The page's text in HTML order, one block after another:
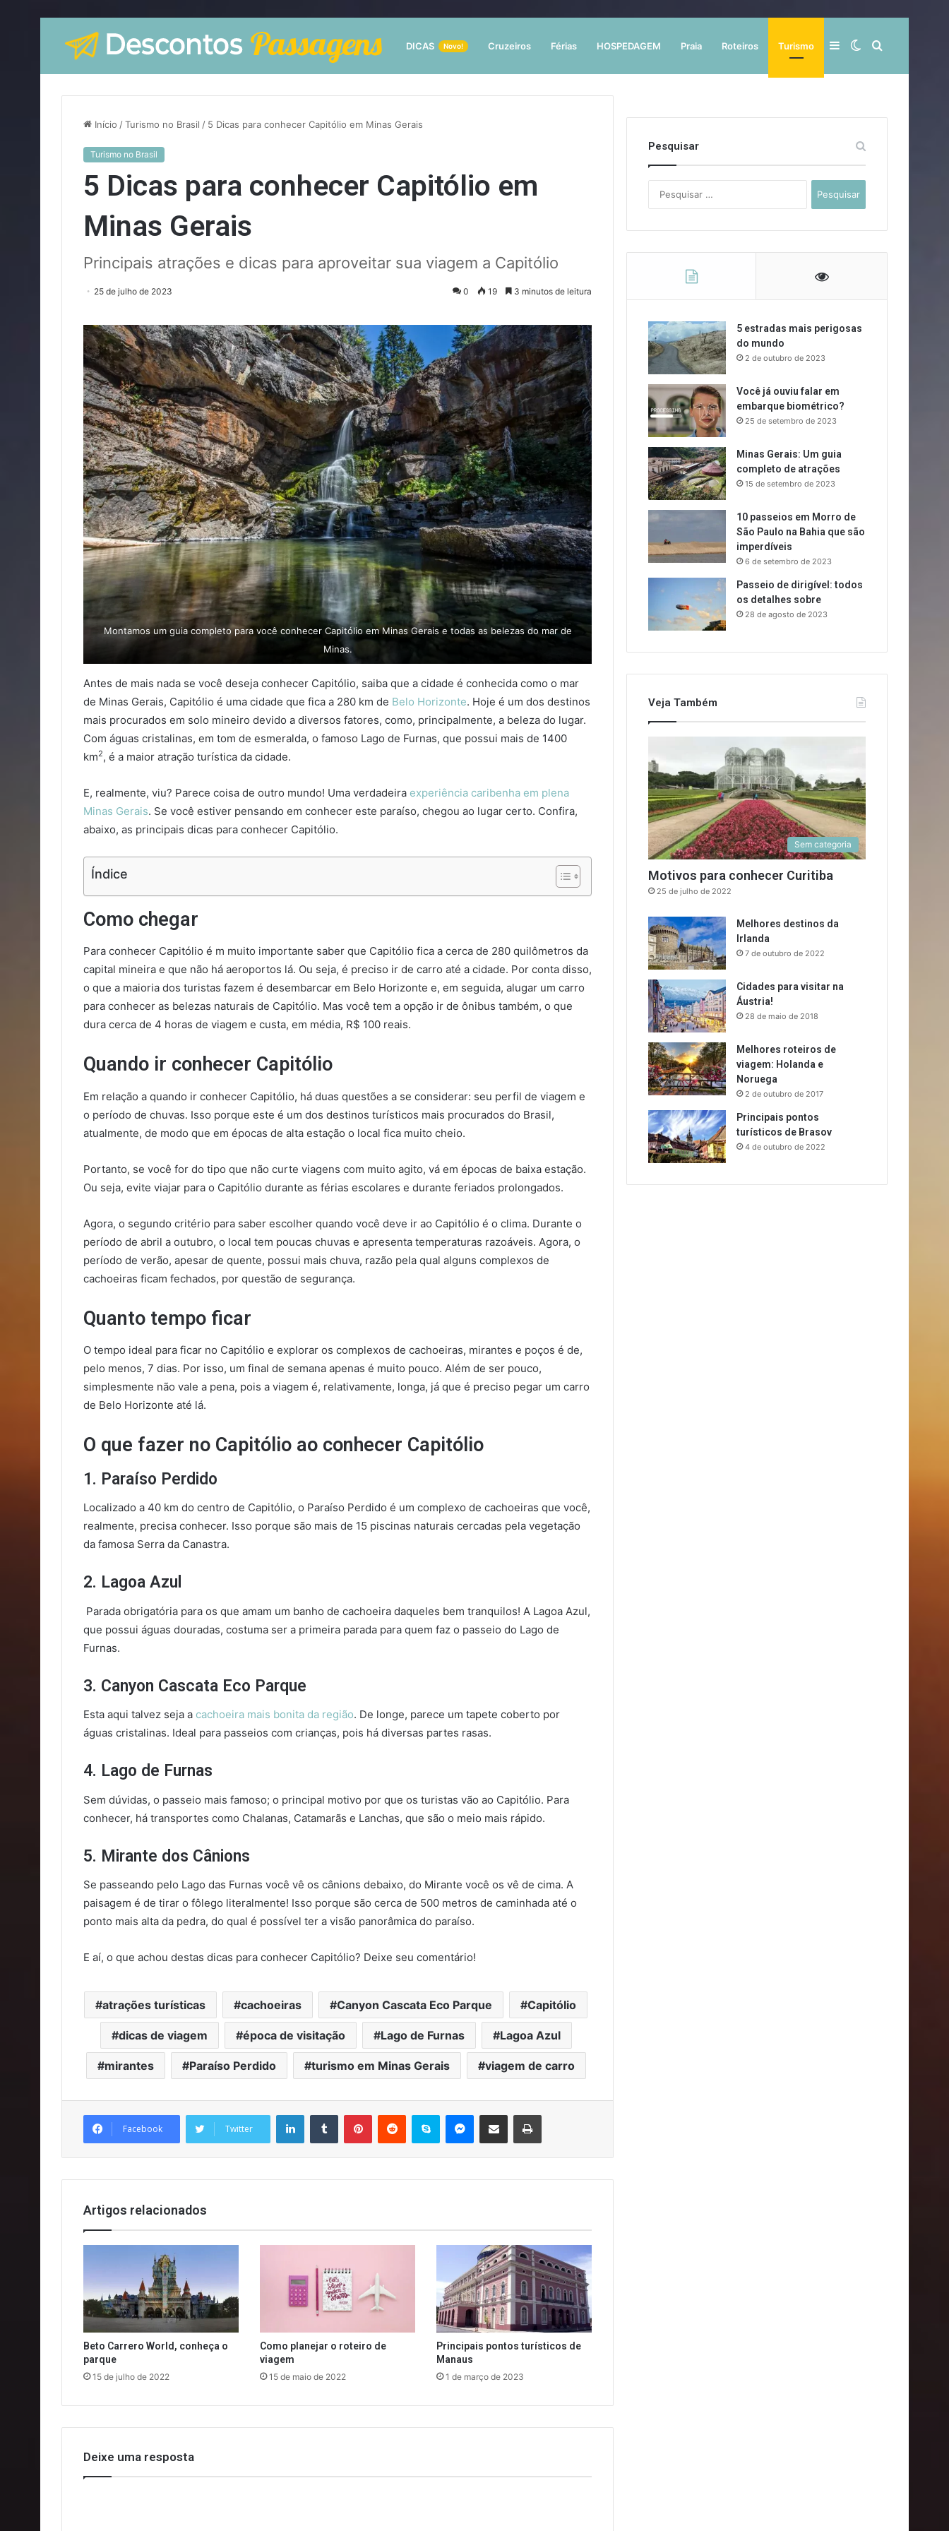
DICAS Novo! Cruzeiros Férias HOSPEDAGEM Praia Roteiros Turismo Procurar
Switch
Barra
Início /Turismo no Brasil / 5 Dicas para conhecer Capitólio em Minas Gerais
Turismo no Brasil
5 Dicas para conhecer Capitólio em
Minas Gerais
Principais atrações e dicas para aproveitar sua viagem a Capitólio
25 de julho de 2023 0 19 3 minutos de leitura
Montamos um guia completo para você conhecer Capitólio em Minas Gerais e todas as belezas do mar de
Minas.
Antes de mais nada se você deseja conhecer Capitólio, saiba que a cidade é conhecida como o mar
de Minas Gerais, Capitólio é uma cidade que fica a 280 km de Belo Horizonte. Hoje é um dos destinos
mais procurados em solo mineiro devido a diversos fatores, como, principalmente, a beleza do lugar.
Com águas cristalinas, em tom de esmeralda, o famoso Lago de Furnas, que possui mais de 1400
km2, é a maior atração turística da cidade.
E, realmente, viu? Parece coisa de outro mundo! Uma verdadeira experiência caribenha em plena
Minas Gerais. Se você estiver pensando em conhecer este paraíso, chegou ao lugar certo. Confira,
abaixo, as principais dicas para conhecer Capitólio.
Índice
Como chegar
Para conhecer Capitólio é m muito importante saber que Capitólio fica a cerca de 280 quilômetros da
capital mineira e que não há aeroportos lá. Ou seja, é preciso ir de carro até a cidade. Por conta disso,
o que a maioria dos turistas fazem é desembarcar em Belo Horizonte e, em seguida, alugar um carro
para conhecer as belezas naturais de Capitólio. Mas você tem a opção ir de ônibus também, o que
dura cerca de 4 horas de viagem e custa, em média, R$ 100 reais.
Quando ir conhecer Capitólio
Em relação a quando ir conhecer Capitólio, há duas questões a se considerar: seu perfil de viagem e
o período de chuvas. Isso porque este é um dos destinos turísticos mais procurados do Brasil,
atualmente, de modo que em épocas de alta estação o local fica muito cheio.
Portanto, se você for do tipo que não curte viagens com muito agito, vá em épocas de baixa estação.
Ou seja, evite viajar para o Capitólio durante as férias escolares e durante feriados prolongados.
Agora, o segundo critério para saber escolher quando você deve ir ao Capitólio é o clima. Durante o
período de abril a outubro, o local tem poucas chuvas e apresenta temperaturas razoáveis. Agora, o
período de verão, apesar de quente, possui mais chuva, razão pela qual alguns complexos de
cachoeiras ficam fechados, por questão de segurança.
Quanto tempo ficar
O tempo ideal para ficar no Capitólio e explorar os complexos de cachoeiras, mirantes e poços é de,
pelo menos, 7 dias. Por isso, um final de semana apenas é muito pouco. Além de ser pouco,
simplesmente não vale a pena, pois a viagem é, relativamente, longa, já que é preciso pegar um carro
de Belo Horizonte até lá.
O que fazer no Capitólio ao conhecer Capitólio
1. Paraíso Perdido
Localizado a 40 km do centro de Capitólio, o Paraíso Perdido é um complexo de cachoeiras que você,
realmente, precisa conhecer. Isso porque são mais de 15 piscinas naturais cercadas pela vegetação
da famosa Serra da Canastra.
2. Lagoa Azul
Parada obrigatória para os que amam um banho de cachoeira daqueles bem tranquilos! A Lagoa Azul,
que possui águas douradas, costuma ser a primeira parada para quem faz o passeio do Lago de
Furnas.
3. Canyon Cascata Eco Parque
Esta aqui talvez seja a cachoeira mais bonita da região. De longe, parece um tapete coberto por
águas cristalinas. Ideal para passeios com crianças, pois há diversas partes rasas.
4. Lago de Furnas
Sem dúvidas, o passeio mais famoso; o principal motivo por que os turistas vão ao Capitólio. Para
conhecer, há transportes como Chalanas, Catamarãs e Lanchas, que são o meio mais rápido.
5. Mirante dos Cânions
Se passeando pelo Lago das Furnas você vê os cânions debaixo, do Mirante você os vê de cima. A
paisagem é de tirar o fôlego literalmente! Isso porque são cerca de 500 metros de caminhada até o
ponto mais alta da pedra, do qual é possível ter a visão panorâmica do paraíso.
E aí, o que achou destas dicas para conhecer Capitólio? Deixe seu comentário!
atrações turísticas cachoeiras Canyon Cascata Eco Parque Capitólio
dicas de viagem época de visitação Lago de Furnas Lagoa Azul
mirantes Paraíso Perdido turismo em Minas Gerais viagem de carro
Facebook Twitter
LinkedinTumblr PinterestReddit Skype Messenger
Compartilhar via e-mail Imprimir
Artigos relacionados
Beto Carrero World, conheça o
parque
15 de julho de 2022
Como planejar o roteiro de
viagem
15 de maio de 2022
Principais pontos turísticos de
Manaus
1 de março de 2023
Deixe uma resposta
Pesquisar
por:
5 estradas mais perigosas
do mundo
2 de outubro de 2023
Você já ouviu falar em
embarque biométrico?
25 de setembro de 2023
Minas Gerais: Um guia
completo de atrações
15 de setembro de 2023
10 passeios em Morro de
São Paulo na Bahia que são
imperdíveis
6 de setembro de 2023
Passeio de dirigível: todos
os detalhes sobre
28 de agosto de 2023
Veja Também
Sem categoria
Motivos para conhecer Curitiba
25 de julho de 2022
Melhores destinos da
Irlanda
7 de outubro de 2022
Cidades para visitar na
Áustria!
28 de maio de 2018
Melhores roteiros de
viagem: Holanda e
Noruega
2 de outubro de 2017
Principais pontos
turísticos de Brasov
4 de outubro de 2022